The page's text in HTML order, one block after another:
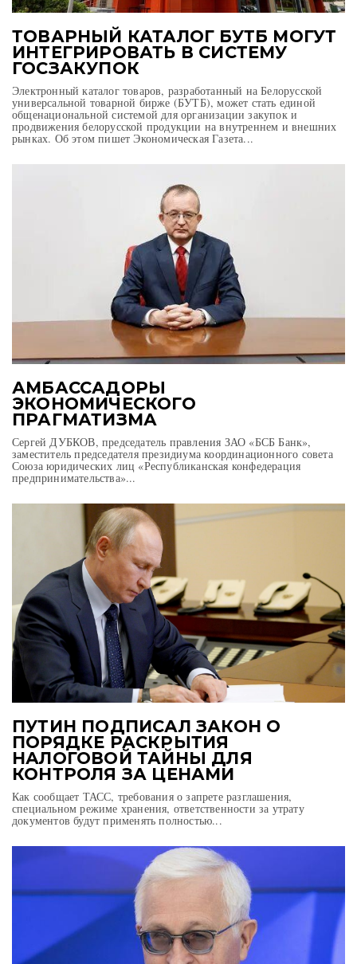
ТОВАРНЫЙ КАТАЛОГ БУТБ МОГУТ
ИНТЕГРИРОВАТЬ В СИСТЕМУ
ГОСЗАКУПОК
Электронный каталог товаров, разработанный на Белорусской
универсальной товарной бирже (БУТБ), может стать единой
общенациональной системой для организации закупок и
продвижения белорусской продукции на внутреннем и внешних
рынках. Об этом пишет Экономическая Газета...
АМБАССАДОРЫ
ЭКОНОМИЧЕСКОГО
ПРАГМАТИЗМА
Сергей ДУБКОВ, председатель правления ЗАО «БСБ Банк»,
заместитель председателя президиума координационного совета
Союза юридических лиц «Республиканская конфедерация
предпринимательства»...
ПУТИН ПОДПИСАЛ ЗАКОН О
ПОРЯДКЕ РАСКРЫТИЯ
НАЛОГОВОЙ ТАЙНЫ ДЛЯ
КОНТРОЛЯ ЗА ЦЕНАМИ
Как сообщает ТАСС, требования о запрете разглашения,
специальном режиме хранения, ответственности за утрату
документов будут применять полностью...